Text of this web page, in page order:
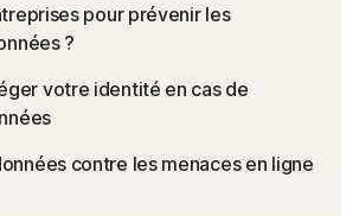
pour prévenir les
?
votre identité en cas de
contre les menaces en ligne